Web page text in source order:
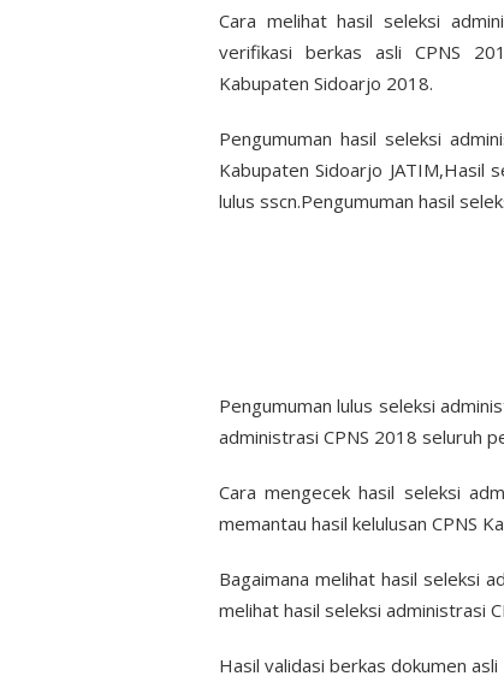
Cara melihat hasil seleksi
verifikasi berkas asli CPNS
Kabupaten Sidoarjo 2018.
Pengumuman hasil seleksi
Kabupaten Sidoarjo JATIM,Hasil
lulus sscn.Pengumuman hasil
Pengumuman lulus seleksi
administrasi CPNS 2018 seluruh
Cara mengecek hasil seleksi
memantau hasil kelulusan CPNS
Bagaimana melihat hasil seleksi
melihat hasil seleksi administrasi
Hasil validasi berkas dokumen